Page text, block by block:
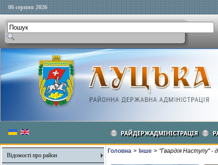
06 серпня 2026
РАЙДЕРЖАДМІНІСТРАЦІЯ
Відомості про район
Головна > Інше > "Гвардія Наступу" -